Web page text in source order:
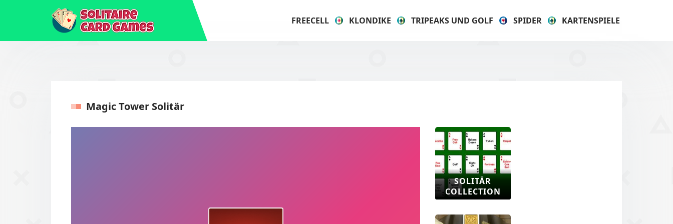
FREECELL KLONDIKE TRIPEAKS UND GOLF SPIDER KARTENSPIELE
Magic Tower Solitär
SOLITÄR
COLLECTION